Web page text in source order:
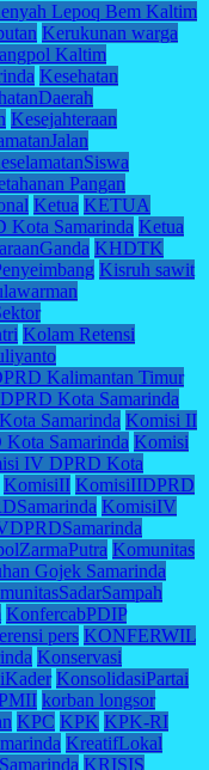
Lepoq Bem Kaltim
Kerukunan warga
Kaltim
Kesehatan
Kesejahteraan
Pangan
Ketua KETUA
Kota Samarinda Ketua
KHDTK
Kisruh sawit
Kolam Retensi
Kalimantan Timur
Kota Samarinda
Samarinda Komisi II
Samarinda Komisi
IV DPRD Kota
KomisiII KomisiIIDPRD
KomisiIV
Komunitas
Gojek Samarinda
KonfercabPDIP
pers KONFERWIL
Konservasi
KonsolidasiPartai
korban longsor
KPC KPK KPK-RI
KreatifLokal
KRISIS